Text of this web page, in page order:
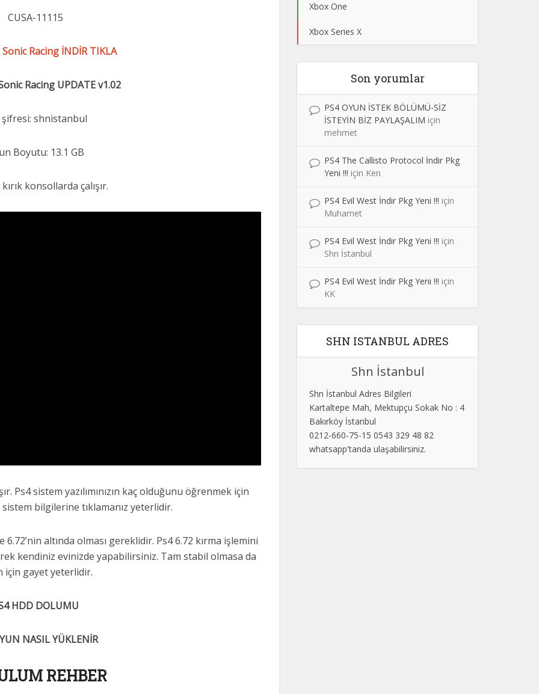
CUSA-11115
Racing İNDİR TIKLA
Racing UPDATEv1.02
şifresi: shnistanbul
Boyutu: 13.1 GB
konsollarda çalışır.
Ps4 sistem yazılımınızın kaç olduğunu öğrenmek için
bilgilerine tıklamanız yeterlidir.
altında olması gereklidir. Ps4 6.72 kırma işlemini
kendiniz evinizde yapabilirsiniz. Tam stabil olmasa da
için gayet yeterlidir.
HDD DOLUMU
NASIL YÜKLENİR
REHBER
Xbox One
Xbox Series X
Son yorumlar
PS4 OYUN İSTEK BÖLÜMÜ-SİZ
İSTEYİN BİZ PAYLAŞALIM için
mehmet
PS4 The Callisto Protocol İndir Pkg
Yeni !!! için Ken
PS4 Evil West İndir Pkg Yeni !!! için
Muhamet
PS4 Evil West İndir Pkg Yeni !!! için
Shn İstanbul
PS4 Evil West İndir Pkg Yeni !!! için
KK
SHN ISTANBUL ADRES
Shn İstanbul
Shn İstanbul Adres Bilgileri
Kartaltepe Mah, Mektupçu Sokak No : 4
Bakırköy İstanbul
0212-660-75-15 0543 329 48 82
whatsapp'tanda ulaşabilirsiniz.